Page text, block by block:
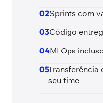
02Sprints com
03Código
04MLOps incluso
05Transferência
seu time